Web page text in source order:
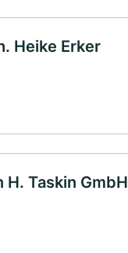
Heike Erker
Taskin GmbH